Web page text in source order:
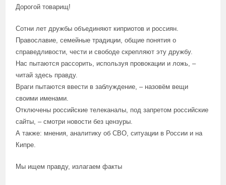
Дорогой товарищ!
Сотни лет дружбы объединяют киприотов и россиян.
Православие, семейные традиции, общие понятия о
справедливости, чести и свободе скрепляют эту дружбу.
Нас пытаются рассорить, используя провокации и ложь, –
читай здесь правду.
Враги пытаются ввести в заблуждение, – назовём вещи
своими именами.
Отключены российские телеканалы, под запретом российские
сайты, – смотри новости без цензуры.
А также: мнения, аналитику об СВО, ситуации в России и на
Кипре.
Мы ищем правду, излагаем факты